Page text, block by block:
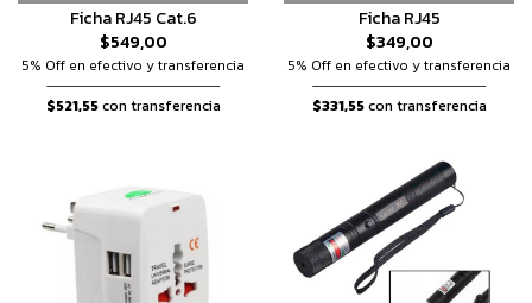
Ficha RJ45 Cat.6
$549,00
5% Off en efectivo y transferencia
$521,55con transferencia
Ficha RJ45
$349,00
5% Off en efectivo y transferencia
$331,55con transferencia